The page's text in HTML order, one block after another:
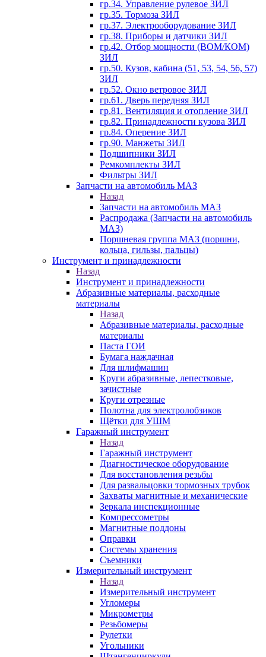
гр.34. Управление рулевое ЗИЛ
гр.35. Тормоза ЗИЛ
гр.37. Электрооборудование ЗИЛ
гр.38. Приборы и датчики ЗИЛ
гр.42. Отбор мощности (ВОМ/КОМ)
ЗИЛ
гр.50. Кузов, кабина (51, 53, 54, 56, 57)
ЗИЛ
гр.52. Окно ветровое ЗИЛ
гр.61. Дверь передняя ЗИЛ
гр.81. Вентиляция и отопление ЗИЛ
гр.82. Принадлежности кузова ЗИЛ
гр.84. Оперение ЗИЛ
гр.90. Манжеты ЗИЛ
Подшипники ЗИЛ
Ремкомплекты ЗИЛ
Фильтры ЗИЛ
Запчасти на автомобиль МАЗ
Назад
Запчасти на автомобиль МАЗ
Распродажа (Запчасти на автомобиль
МАЗ)
Поршневая группа МАЗ (поршни,
кольца, гильзы, пальцы)
Инструмент и принадлежности
Назад
Инструмент и принадлежности
Абразивные материалы, расходные
материалы
Назад
Абразивные материалы, расходные
материалы
Паста ГОИ
Бумага наждачная
Для шлифмашин
Круги абразивные, лепестковые,
зачистные
Круги отрезные
Полотна для электролобзиков
Щётки для УШМ
Гаражный инструмент
Назад
Гаражный инструмент
Диагностическое оборудование
Для восстановления резьбы
Для развальцовки тормозных трубок
Захваты магнитные и механические
Зеркала инспекционные
Компрессометры
Магнитные поддоны
Оправки
Системы хранения
Съемники
Измерительный инструмент
Назад
Измерительный инструмент
Угломеры
Микрометры
Резьбомеры
Рулетки
Угольники